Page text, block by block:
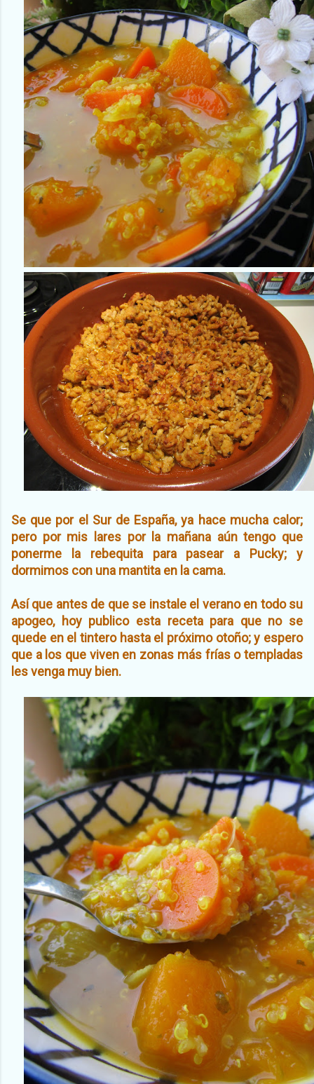
Se que por el Sur de España, ya hace mucha calor;
pero por mis lares por la mañana aún tengo que
ponerme la rebequita para pasear a Pucky; y
dormimos con una mantita en la cama.
Así que antes de que se instale el verano en todo su
apogeo, hoy publico esta receta para que no se
quede en el tintero hasta el próximo otoño; y espero
que a los que viven en zonas más frías o templadas
les venga muy bien.